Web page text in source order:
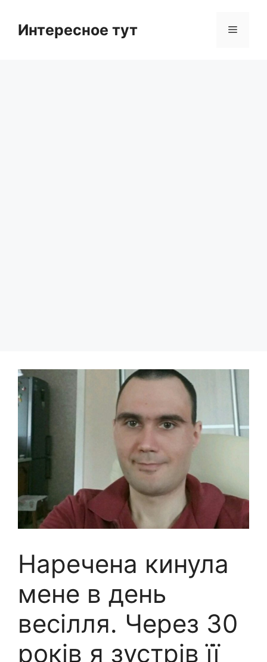
contentИнтересное тут Menu
Наречена кинула
мене в день
весілля. Через 30
років я зустрів її